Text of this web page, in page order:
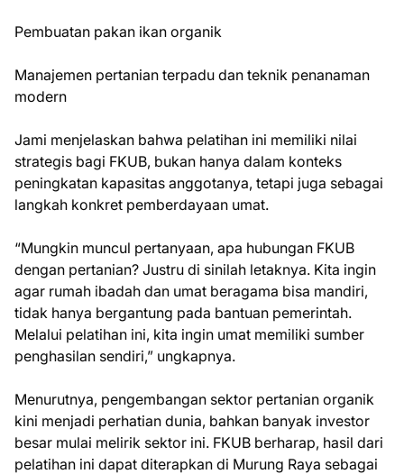
Pembuatan pakan ikan organik
Manajemen pertanian terpadu dan teknik penanaman
modern
Jami menjelaskan bahwa pelatihan ini memiliki nilai
strategis bagi FKUB, bukan hanya dalam konteks
peningkatan kapasitas anggotanya, tetapi juga sebagai
langkah konkret pemberdayaan umat.
“Mungkin muncul pertanyaan, apa hubungan FKUB
dengan pertanian? Justru di sinilah letaknya. Kita ingin
agar rumah ibadah dan umat beragama bisa mandiri,
tidak hanya bergantung pada bantuan pemerintah.
Melalui pelatihan ini, kita ingin umat memiliki sumber
penghasilan sendiri,” ungkapnya.
Menurutnya, pengembangan sektor pertanian organik
kini menjadi perhatian dunia, bahkan banyak investor
besar mulai melirik sektor ini. FKUB berharap, hasil dari
pelatihan ini dapat diterapkan di Murung Raya sebagai